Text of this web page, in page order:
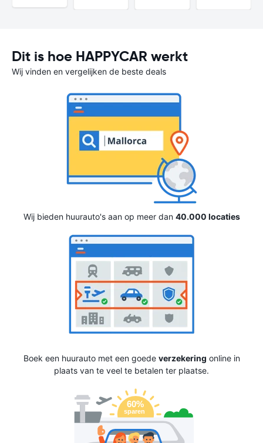
Dit is hoe HAPPYCAR werkt
Wij vinden en vergelijken de beste deals
Wij bieden huurauto's aan op meer dan 40.000 locaties
Boek een huurauto met een goede verzekering online in
plaats van te veel te betalen ter plaatse.